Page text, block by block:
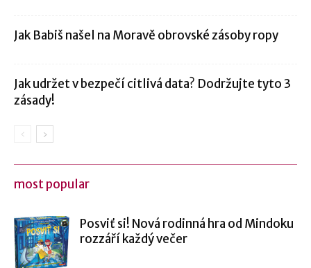
Jak Babiš našel na Moravě obrovské zásoby ropy
Jak udržet v bezpečí citlivá data? Dodržujte tyto 3
zásady!
most popular
Posviť si! Nová rodinná hra od Mindoku
rozzáří každý večer